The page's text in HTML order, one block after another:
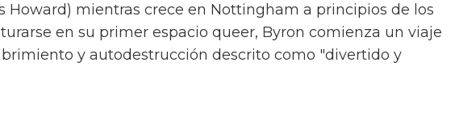
Howard) mientras crece en Nottingham a principios de los
en su primer espacio queer, Byron comienza un viaje
y autodestrucción descrito como "divertido y